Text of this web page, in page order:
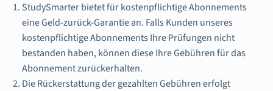
StudySmarter bietet für kostenpflichtige Abonnements
eine Geld-zurück-Garantie an. Falls Kunden unseres
kostenpflichtige Abonnements Ihre Prüfungen nicht
bestanden haben, können diese Ihre Gebühren für das
Abonnement zurückerhalten.
Die Rückerstattung der gezahlten Gebühren erfolgt